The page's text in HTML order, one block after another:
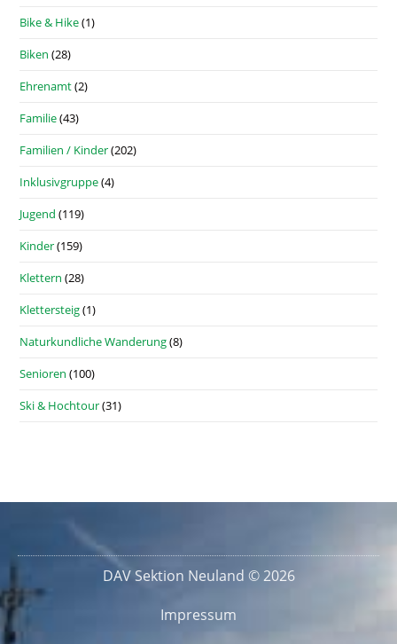
Bike & Hike(1)
Biken (28)
Ehrenamt(2)
Familie(43)
Familien / Kinder(202)
Inklusivgruppe(4)
Jugend (119)
Kinder(159)
Klettern (28)
Klettersteig(1)
Naturkundliche Wanderung(8)
Senioren (100)
Ski & Hochtour(31)
DAV Sektion Neuland © 2026
Impressum